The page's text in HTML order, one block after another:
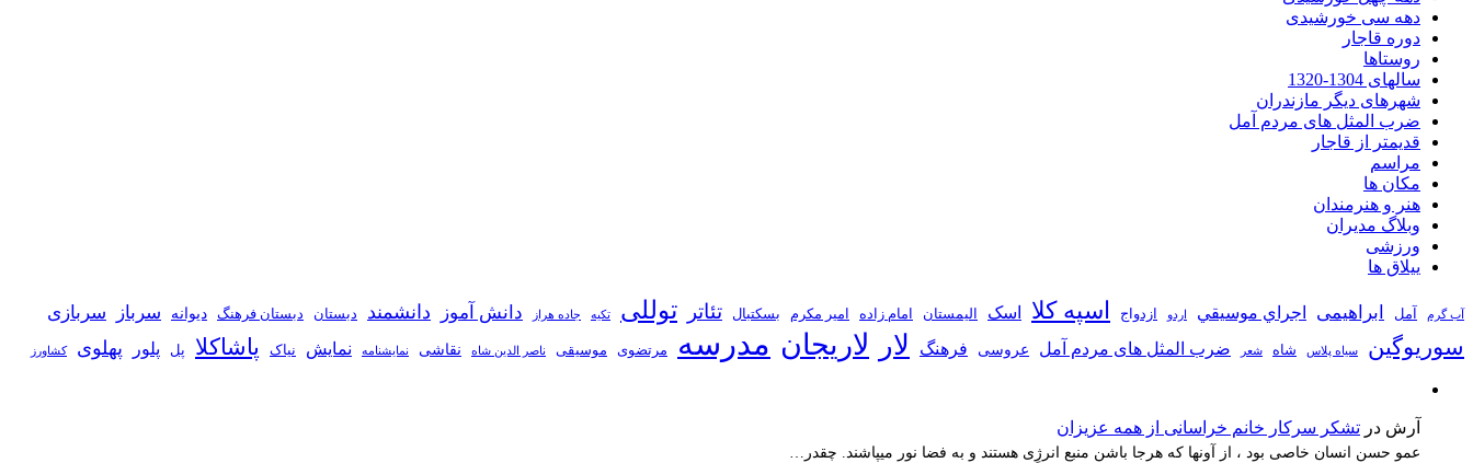
دهه سی خورشیدی
دوره قاجار
روستاها
سالهای 1304-1320
شهرهای دیگر مازندران
ضرب المثل های مردم آمل
قدیمتر از قاجار
مراسم
مکان ها
هنر و هنرمندان
وبلاگ مدیران
ورزشی
ییلاق ها
آب گرم آمل ابراهیمی اجراي موسيقي اردو ازدواج اسپه کلا اسک الیمستان امام زاده امیر مکرم بسکتبال تئاتر توللی تکیه جاده هراز دانش آموز دانشمند دبستان دبستان فرهنگ دیوانه سرباز سربازی
سوریوگین سیاه پلاس شاه شعر ضرب المثل های مردم آمل عروسی فرهنگ لار لاریجان مدرسه مرتضوی موسیقی ناصر الدین شاه نقاشی نمايشنامه نمایش نیاک پاشاکلا پل پلور پهلوی کشاورز
آرش در تشکر سرکار خانم خراسانی از همه عزیزان
عمو حسن انسان خاصی بود ، از آونها که هرجا باشن منبع انرژِی هستند و به فضا نور میپاشند. چقدر…